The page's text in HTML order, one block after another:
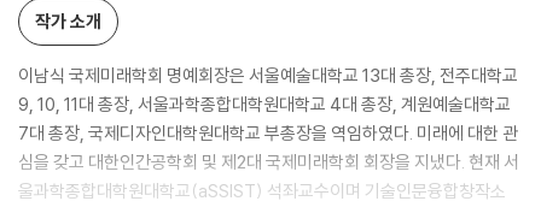
작가 소개
이남식 국제미래학회 명예회장은 서울예술대학교 13대 총장, 전주대학교
9, 10, 11대 총장, 서울과학종합대학원대학교 4대 총장, 계원예술대학교
7대 총장, 국제디자인대학원대학교 부총장을 역임하였다. 미래에 대한 관
심을 갖고 대한인간공학회 및 제2대 국제미래학회 회장을 지냈다. 현재 서
울과학종합대학원대학교(aSSIST) 석좌교수이며 기술인문융합창작소